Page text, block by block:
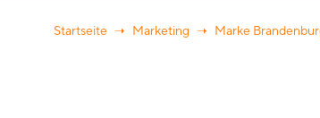
Startseite Marketing Marke